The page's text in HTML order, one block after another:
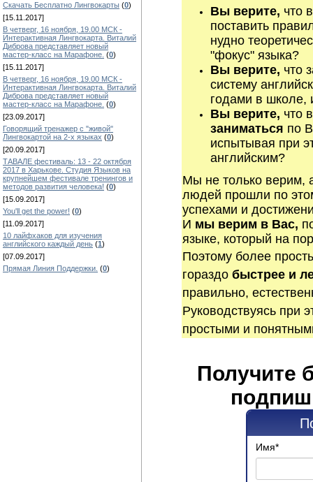
Скачать Бесплатно Лингвокарты (0)
[15.11.2017]
В четверг, 16 ноября, 19.00 МСК -
Интерактивная Лингвокарта. Виталий
Диброва представляет новый
мастер-класс на Марафоне. (0)
[15.11.2017]
В четверг, 16 ноября, 19.00 МСК -
Интерактивная Лингвокарта. Виталий
Диброва представляет новый
мастер-класс на Марафоне. (0)
[23.09.2017]
Говорящий тренажер с "живой"
Лингвокартой на 2-х языках (0)
[20.09.2017]
ТАВАЛЕ фестиваль: 13 - 22 октября
2017 в Харькове. Студия Языков на
крупнейшем фестивале тренингов и
методов развития человека! (0)
[15.09.2017]
You'll get the power! (0)
[11.09.2017]
10 лайфхаков для изучения
английского каждый день (1)
[07.09.2017]
Прямая Линия Поддержки. (0)
Вы верите, что
поставить
нудно
"фокус" языка?
Вы верите, что
систему
годами в школе,
Вы верите, что
заниматься по
испытывая при
английским?
Мы не только верим,
людей прошли по
успехами и
И мы верим в Вас,
языке, который на
Поэтому более
гораздо быстрее и
правильно,
Руководствуясь при
простыми и
Получите
Имя*